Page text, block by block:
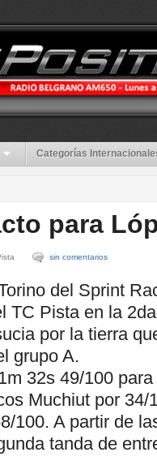
Categorías
para
sin comentarios
del Sprint
TC Pista en la
por la tierra
grupo A.
32s 49/100
Muchiut por 34/
100. A partir de
tanda de